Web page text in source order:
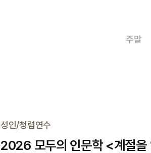
주말
성인/청렴연수
2026 모두의 인문학 <계절을